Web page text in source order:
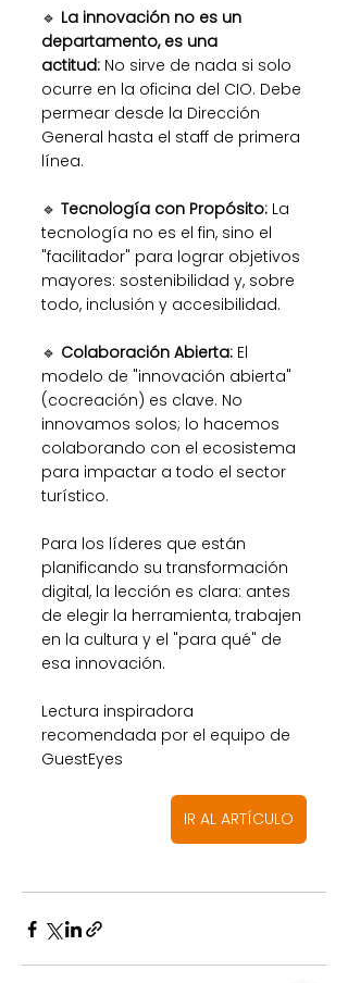
🔹 La innovación no es un
departamento, es una
actitud: No sirve de nada si solo
ocurre en la oficina del CIO. Debe
permear desde la Dirección
General hasta el staff de primera
línea.
🔹 Tecnología con Propósito: La
tecnología no es el fin, sino el
"facilitador" para lograr objetivos
mayores: sostenibilidad y, sobre
todo, inclusión y accesibilidad.
🔹 Colaboración Abierta: El
modelo de "innovación abierta"
(cocreación) es clave. No
innovamos solos; lo hacemos
colaborando con el ecosistema
para impactar a todo el sector
turístico.
Para los líderes que están
planificando su transformación
digital, la lección es clara: antes
de elegir la herramienta, trabajen
en la cultura y el "para qué" de
esa innovación.
Lectura inspiradora
recomendada por el equipo de
GuestEyes
IR AL ARTÍCULO